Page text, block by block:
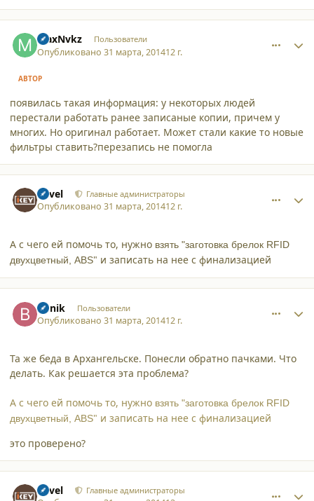
MaxNvkz Пользователи
Опубликовано31 марта, 201412 г.
АВТОР
появилась такая информация: у некоторых людей
перестали работать ранее записаные копии, причем у
многих. Но оригинал работает. Может стали какие то новые
фильтры ставить?перезапись не помогла
Pavel Главные администраторы
Опубликовано31 марта, 201412 г.
А с чего ей помочь то, нужно взять "заготовка брелок RFID
двухцветный, ABS" и записать на нее с финализацией
Bunik Пользователи
Опубликовано31 марта, 201412 г.
Та же беда в Архангельске. Понесли обратно пачками. Что
делать. Как решается эта проблема?
А с чего ей помочь то, нужно взять "заготовка брелок RFID
двухцветный, ABS" и записать на нее с финализацией
это проверено?
Pavel Главные администраторы